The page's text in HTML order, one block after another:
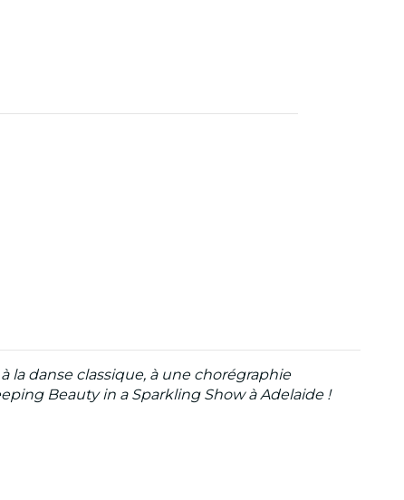
la danse classique, à une chorégraphie
Beauty in a Sparkling Showà Adelaide !